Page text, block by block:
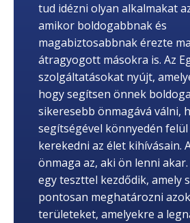
tud idézni olyan alkalmakat
amikor boldogabbnak és
magabiztosabbnak érezte
átragyogott másokra is. Az
szolgáltatásokat nyújt,
hogy segítsen önnek
sikeresebb önmagává válni,
segítségével könnyedén
kerekedni az élet kihívásain.
önmaga az, aki ön lenni akar.
egy teszttel kezdődik, amely
pontosan meghatározni
területeket, amelyekre a